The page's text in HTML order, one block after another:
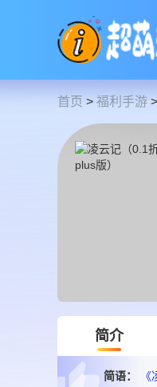
首页 > 福利手游 >
简介
简语： 《凌